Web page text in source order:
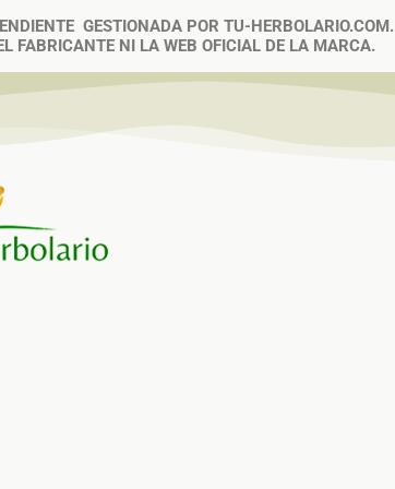
GESTIONADA POR TU-HERBOLARIO.COM.
FABRICANTE NI LA WEB OFICIAL DE LA MARCA.